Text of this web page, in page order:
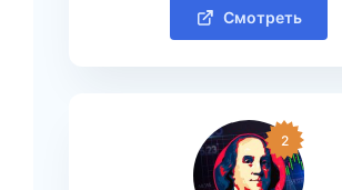
Смотреть
2